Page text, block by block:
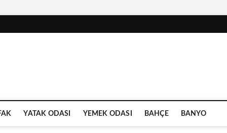
YATAK ODASI YEMEK ODASI BAHÇE BANYO